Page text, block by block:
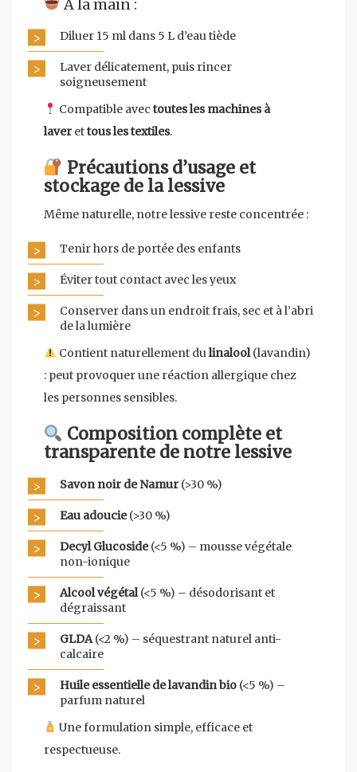
À la main :
Diluer 15 ml dans 5 L d’eau tiède
Laver délicatement, puis rincer
soigneusement
Compatible avec toutes les machines à
laver ettous les textiles.
Précautions d’usage et
stockage de la lessive
Même naturelle, notre lessive reste concentrée :
Tenir hors de portée des enfants
Éviter tout contact avec les yeux
Conserver dans un endroit frais, sec et à l’abri
de la lumière
Contient naturellement dulinalool(lavandin)
: peut provoquer une réaction allergique chez
les personnes sensibles.
Composition complète et
transparente de notre lessive
Savon noir de Namur (>30 %)
Eau adoucie(>30 %)
Decyl Glucoside(<5 %) – mousse végétale
non-ionique
Alcool végétal(<5 %) – désodorisant et
dégraissant
GLDA(<2 %) – séquestrant naturel anti-
calcaire
Huile essentielle de lavandin bio (<5 %) –
parfum naturel
Une formulation simple, efficace et
respectueuse.